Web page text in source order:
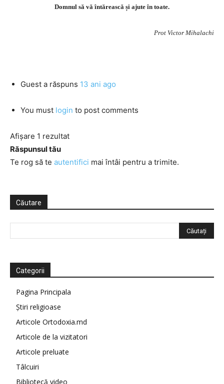
Domnul să vă întărească și ajute în toate.
Prot Victor Mihalachi
Guest a răspuns 13 ani ago
You must login to post comments
Afișare 1 rezultat
Răspunsul tău
Te rog să te autentifici mai întâi pentru a trimite.
Căutare
Categorii
Pagina Principala
Știri religioase
Articole Ortodoxia.md
Articole de la vizitatori
Articole preluate
Tâlcuiri
Bibliotecă video